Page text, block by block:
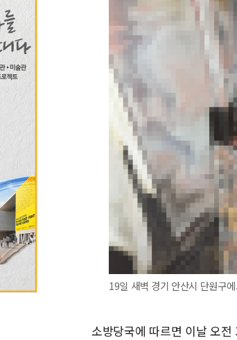
19일 새벽 경기 안산시 단원구
소방당국에 따르면 이날 오